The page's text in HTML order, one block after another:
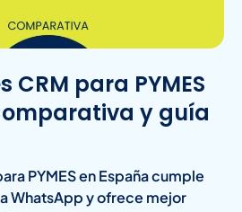
CRM para PYMES
y guía
PYMES en España cumple
WhatsApp y ofrece mejor